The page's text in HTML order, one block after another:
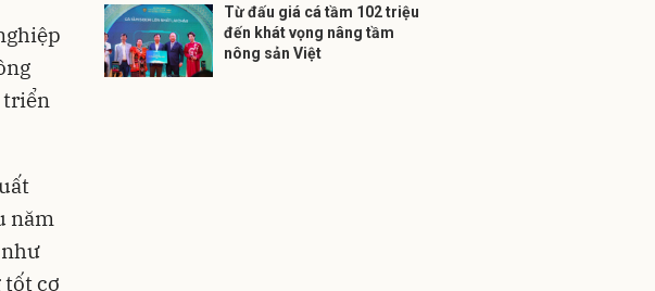
năm
tốt cơ
Từ đấu giá cá tầm 102 triệu
đến khát vọng nâng tầm
nông sản Việt